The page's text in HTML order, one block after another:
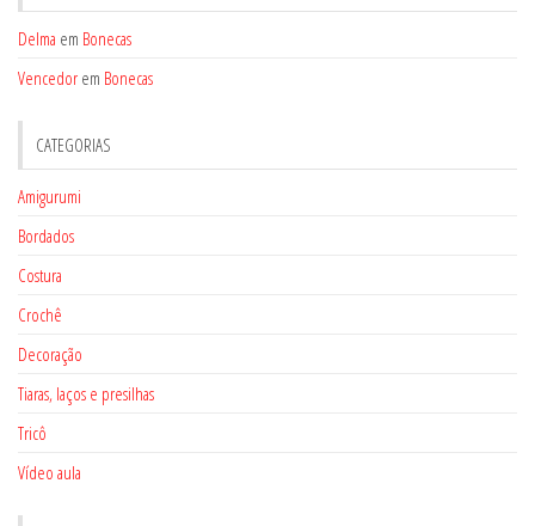
Delma em Bonecas
Vencedor em Bonecas
CATEGORIAS
Amigurumi
Bordados
Costura
Crochê
Decoração
Tiaras, laços e presilhas
Tricô
Vídeo aula